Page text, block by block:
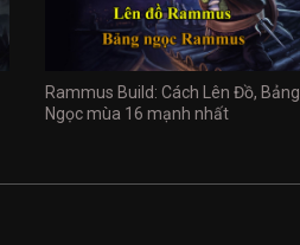
Rammus Build: Cách Lên Đồ, Bảng
Ngọc mùa 16 mạnh nhất